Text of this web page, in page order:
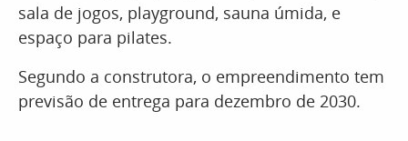
sala de jogos, playground, sauna úmida, e
espaço para pilates.
Segundo a construtora, o empreendimento tem
previsão de entrega para dezembro de 2030.